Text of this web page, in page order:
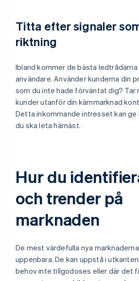
Titta efter signaler
riktning
Ibland kommer de bästa
användare. Använder kunderna din
som du inte hade förväntat dig? Tar
kunder utanför din kärnmarknad
Detta inkommande intresset kan ge
du ska leta härnäst.
Hur du
och trender på
marknaden
De mest värdefulla nya
uppenbara. De kan uppstå i
behov inte tillgodoses eller där det